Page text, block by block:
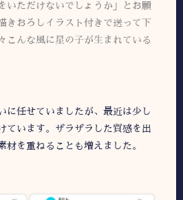
いただけないでしょうか」とお願
きおろしイラスト付きで送って下
こんな風に星の子が生まれている
に任せていましたが、最近は少し
ています。ザラザラした質感を出
材を重ねることも増えました。